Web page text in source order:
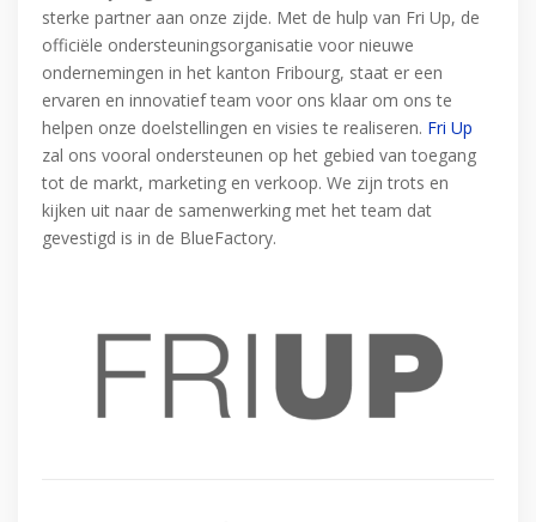
sterke partner aan onze zijde. Met de hulp van Fri Up, de
officiële ondersteuningsorganisatie voor nieuwe
ondernemingen in het kanton Fribourg, staat er een
ervaren en innovatief team voor ons klaar om ons te
helpen onze doelstellingen en visies te realiseren. Fri Up
zal ons vooral ondersteunen op het gebied van toegang
tot de markt, marketing en verkoop. We zijn trots en
kijken uit naar de samenwerking met het team dat
gevestigd is in de BlueFactory.